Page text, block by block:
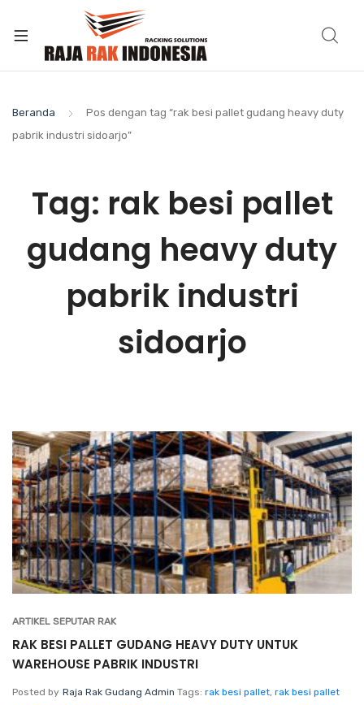
Beranda
Pos dengan tag “rak besi pallet gudang heavy duty
pabrik industri sidoarjo”
Tag: rak besi pallet
gudang heavy duty
pabrik industri
sidoarjo
ARTIKEL SEPUTAR RAK
RAK BESI PALLET GUDANG HEAVY DUTY UNTUK
WAREHOUSE PABRIK INDUSTRI
Posted by Raja Rak Gudang Admin Tags: rak besi pallet, rak besi pallet